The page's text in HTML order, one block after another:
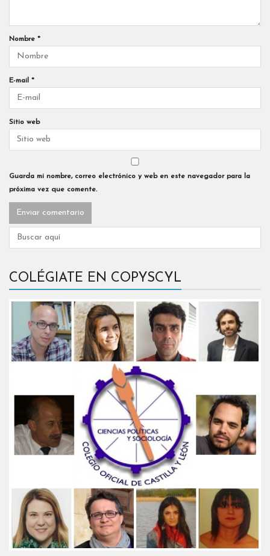
Nombre *
E-mail *
Sitio web
Guarda mi nombre, correo electrónico y web en este navegador para la
próxima vez que comente.
COLÉGIATE EN COPYSCYL